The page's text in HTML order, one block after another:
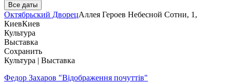
Все даты
Октябрьский ДворецАллея Героев Небесной Сотни, 1,
КиевКиев
Культура
Выставка
Сохранить
Культура | Выставка
Федор Захаров "Відображення почуттів"